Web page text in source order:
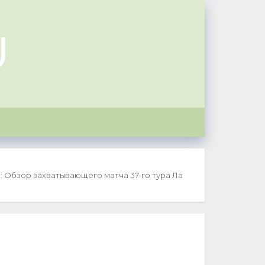
захватывающего матча 37-го тура Ла